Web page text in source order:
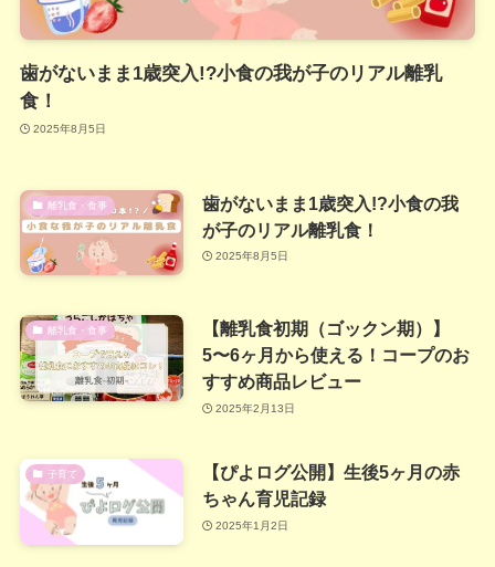
歯がないまま1歳突入!?小食の我が子のリアル離乳
食！
2025年8月5日
離乳食・食事
歯がないまま1歳突入!?小食の我
が子のリアル離乳食！
2025年8月5日
離乳食・食事
【離乳食初期（ゴックン期）】
5〜6ヶ月から使える！コープのお
すすめ商品レビュー
2025年2月13日
子育て
【ぴよログ公開】生後5ヶ月の赤
ちゃん育児記録
2025年1月2日